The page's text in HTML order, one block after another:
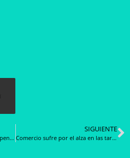
Invertir el 10% de los fondos de pensiones en una propiedad permite ganar más que en una AFP
SIGUIENTE
Comercio sufre por el alza en las tarifas de las importaciones